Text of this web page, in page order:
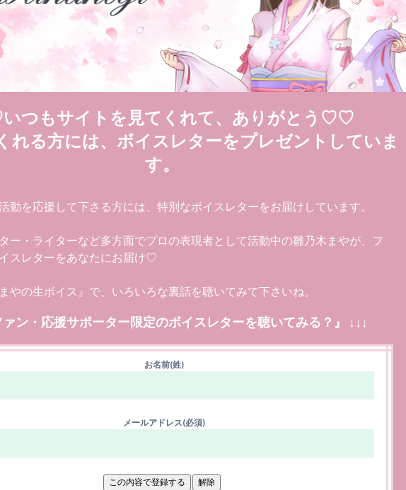
つもサイトを見てくれて、ありがとう♡♡
れる方には、ボイスレターをプレゼントしていま
す。
動を応援して下さる方には、特別なボイスレターをお届けしています。
ー・ライターなど多方面でプロの表現者として活動中の雛乃木まやが、フ
スレターをあなたにお届け♡
やの生ボイス』で、いろいろな裏話を聴いてみて下さいね。
ァン・応援サポーター限定のボイスレターを聴いてみる？』 ↓↓↓
お名前(姓)
メールアドレス(必須)